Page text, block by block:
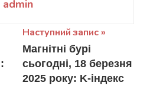
admin
Наступний запис
Магнітні бурі
сьогодні, 18 березня
2025 року: K-індекс